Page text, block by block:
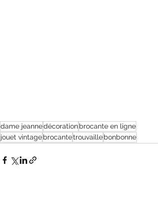
dame jeannedécorationbrocante en ligne
jouet vintagebrocantetrouvaillebonbonne